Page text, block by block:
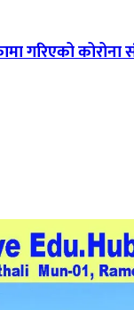
गरिएको